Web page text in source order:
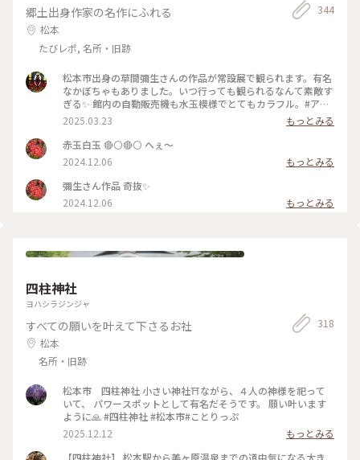
郷土出身作家の名作にふれる
松本
たびレポ, 名所・旧跡
344
松本市出身の草間彌生さんの作品が常設展で観られます。有名
なかぼちゃもありました。いつ行っても観られるなんて素敵す
ぎる✨ 館内の自動販売機も水玉模様でとてもカラフル。#アー
トな景色#美術館
2025.03.23
もっとみる
赤玉白玉 🔴⚪🔴⚪ へぇ～
2024.12.06
もっとみる
彌生さん作品 奇抜✨
2024.12.06
もっとみる
四柱神社
ヨハシラジンジャ
すべての願いを叶えて下さるお社
松本
名所・旧跡
318
松本市 四柱神社 小さい神社⛩️ながら、４人の神様を祀って
いて、 パワースポットとして有名だそうです。 願い叶います
ように🙏 #四柱神社 #松本市#ことりっぷ
2025.12.12
もっとみる
【四柱神社】 松本駅から美ヶ原温泉までの道中気になる大き